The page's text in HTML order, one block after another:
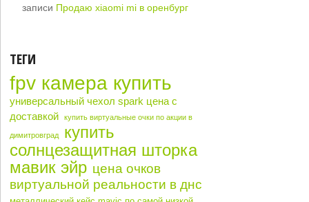
записи Продаю xiaomi mi в оренбург
ТЕГИ
fpv камера купить
универсальный чехол spark цена с
доставкой
купить виртуальные очки по акции в
димитровград
купить
солнцезащитная шторка
мавик эйр цена очков
виртуальной реальности в днс